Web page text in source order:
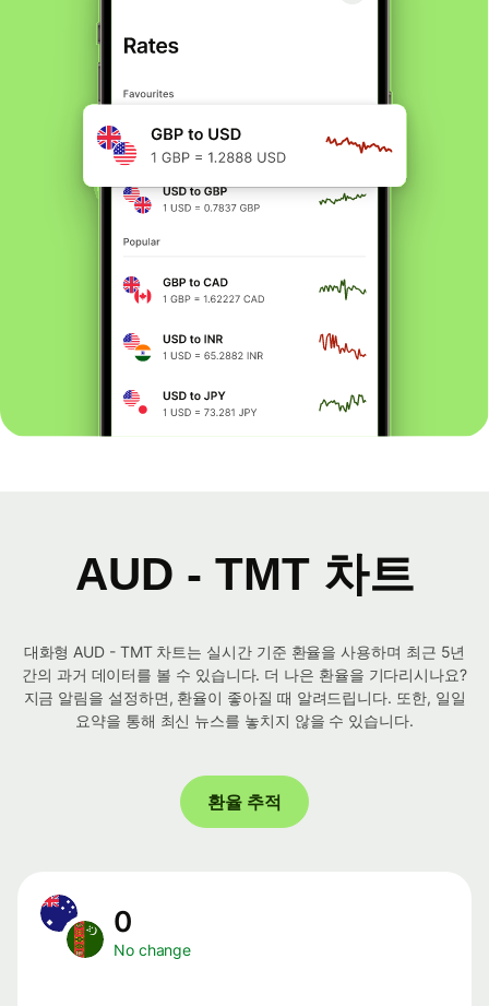
AUD - TMT 차트
대화형 AUD - TMT 차트는 실시간 기준 환율을 사용하며 최근 5년
간의 과거 데이터를 볼 수 있습니다. 더 나은 환율을 기다리시나요?
지금 알림을 설정하면, 환율이 좋아질 때 알려드립니다. 또한, 일일
요약을 통해 최신 뉴스를 놓치지 않을 수 있습니다.
환율 추적
0
No change